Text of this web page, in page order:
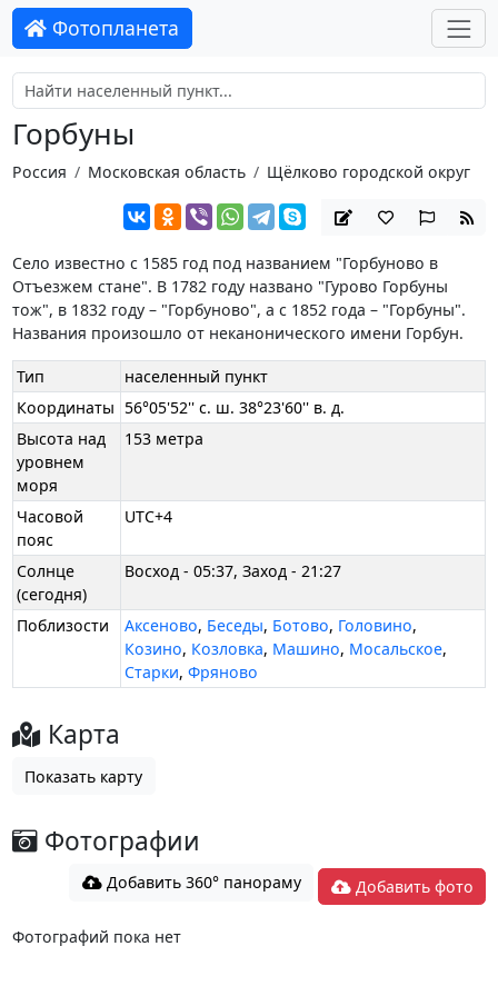
Фотопланета
Горбуны
Россия Московская область Щёлково городской округ
Село известно с 1585 год под названием "Горбуново в
Отъезжем стане". В 1782 году названо "Гурово Горбуны
тож", в 1832 году – "Горбуново", а с 1852 года – "Горбуны".
Названия произошло от неканонического имени Горбун.
Тип
населенный пункт
Координаты 56°05'52'' с. ш. 38°23'60'' в. д.
Высота над
уровнем
моря
153 метра
Часовой
пояс
UTC+4
Солнце
(сегодня)
Восход - 05:37, Заход - 21:27
Поблизости Аксеново, Беседы, Ботово, Головино,
Козино, Козловка, Машино, Мосальское,
Старки,Фряново
Карта
Показать карту
Фотографии
Добавить 360° панораму Добавить фото
Фотографий пока нет